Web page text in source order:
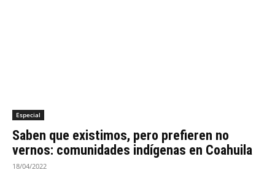
Especial
Saben que existimos, pero prefieren no
vernos: comunidades indígenas en Coahuila
18/04/2022